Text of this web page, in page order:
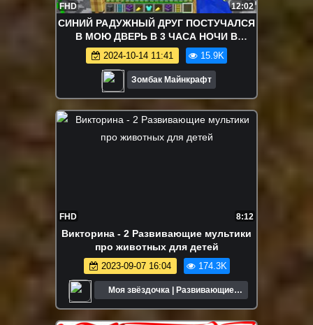
FHD 12:02
СИНИЙ РАДУЖНЫЙ ДРУГ ПОСТУЧАЛСЯ
В МОЮ ДВЕРЬ В 3 ЧАСА НОЧИ В
МАЙНКРАФТ RAINBOW FRIENDS
2024-10-14 11:41 15.9K
Зомбак Майнкрафт
FHD 8:12
Викторина - 2 Развивающие мультики
про животных для детей
2023-09-07 16:04 174.3K
Моя звёздочка | Развивающие
мультики для детей